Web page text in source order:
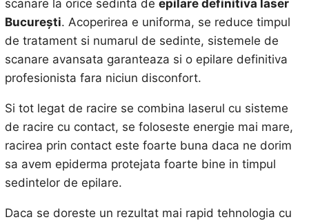
scanare la orice sedinta de epilare definitiva laser
Bucureşti. Acoperirea e uniforma, se reduce timpul
de tratament si numarul de sedinte, sistemele de
scanare avansata garanteaza si o epilare definitiva
profesionista fara niciun disconfort.
Si tot legat de racire se combina laserul cu sisteme
de racire cu contact, se foloseste energie mai mare,
racirea prin contact este foarte buna daca ne dorim
sa avem epiderma protejata foarte bine in timpul
sedintelor de epilare.
Daca se doreste un rezultat mai rapid tehnologia cu